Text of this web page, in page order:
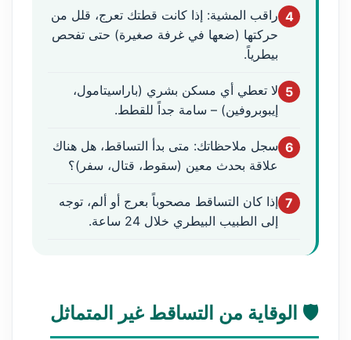
4 راقب المشية: إذا كانت قطتك تعرج، قلل من
حركتها (ضعها في غرفة صغيرة) حتى تفحص
بيطرياً.
5 لا تعطي أي مسكن بشري (باراسيتامول،
إيبوبروفين) – سامة جداً للقطط.
6 سجل ملاحظاتك: متى بدأ التساقط، هل هناك
علاقة بحدث معين (سقوط، قتال، سفر)؟
7 إذا كان التساقط مصحوباً بعرج أو ألم، توجه
إلى الطبيب البيطري خلال 24 ساعة.
🛡️ الوقاية من التساقط غير المتماثل